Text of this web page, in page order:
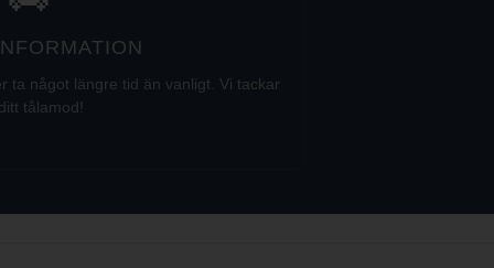
ta något längre tid än vanligt. Vi tackar
tålamod!